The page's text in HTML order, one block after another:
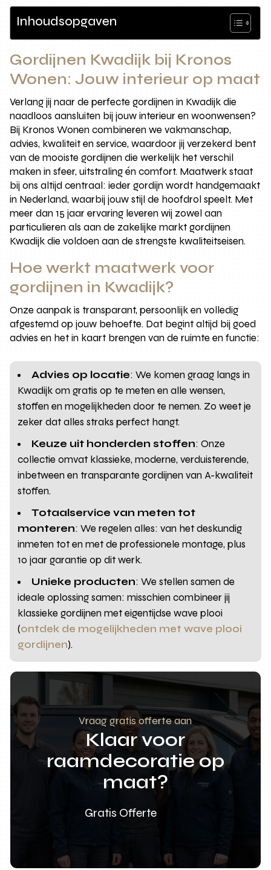
Inhoudsopgaven
Gordijnen Kwadijk bij Kronos
Wonen: Jouw interieur op maat
Verlang jij naar de perfecte gordijnen in Kwadijk die
naadloos aansluiten bij jouw interieur en woonwensen?
Bij Kronos Wonen combineren we vakmanschap,
advies, kwaliteit en service, waardoor jij verzekerd bent
van de mooiste gordijnen die werkelijk het verschil
maken in sfeer, uitstraling én comfort. Maatwerk staat
bij ons altijd centraal: ieder gordijn wordt handgemaakt
in Nederland, waarbij jouw stijl de hoofdrol speelt. Met
meer dan 15 jaar ervaring leveren wij zowel aan
particulieren als aan de zakelijke markt gordijnen
Kwadijk die voldoen aan de strengste kwaliteitseisen.
Hoe werkt maatwerk voor
gordijnen in Kwadijk?
Onze aanpak is transparant, persoonlijk en volledig
afgestemd op jouw behoefte. Dat begint altijd bij goed
advies en het in kaart brengen van de ruimte en functie:
Advies op locatie: We komen graag langs in
Kwadijk om gratis op te meten en alle wensen,
stoffen en mogelijkheden door te nemen. Zo weet je
zeker dat alles straks perfect hangt.
Keuze uit honderden stoffen: Onze
collectie omvat klassieke, moderne, verduisterende,
inbetween en transparante gordijnen van A-kwaliteit
stoffen.
Totaalservice van meten tot
monteren: We regelen alles: van het deskundig
inmeten tot en met de professionele montage, plus
10 jaar garantie op dit werk.
Unieke producten: We stellen samen de
ideale oplossing samen: misschien combineer jij
klassieke gordijnen met eigentijdse wave plooi
(ontdek de mogelijkheden met wave plooi
gordijnen).
Vraag gratis offerte aan
Klaar voor
raamdecoratie op
maat?
Gratis Offerte